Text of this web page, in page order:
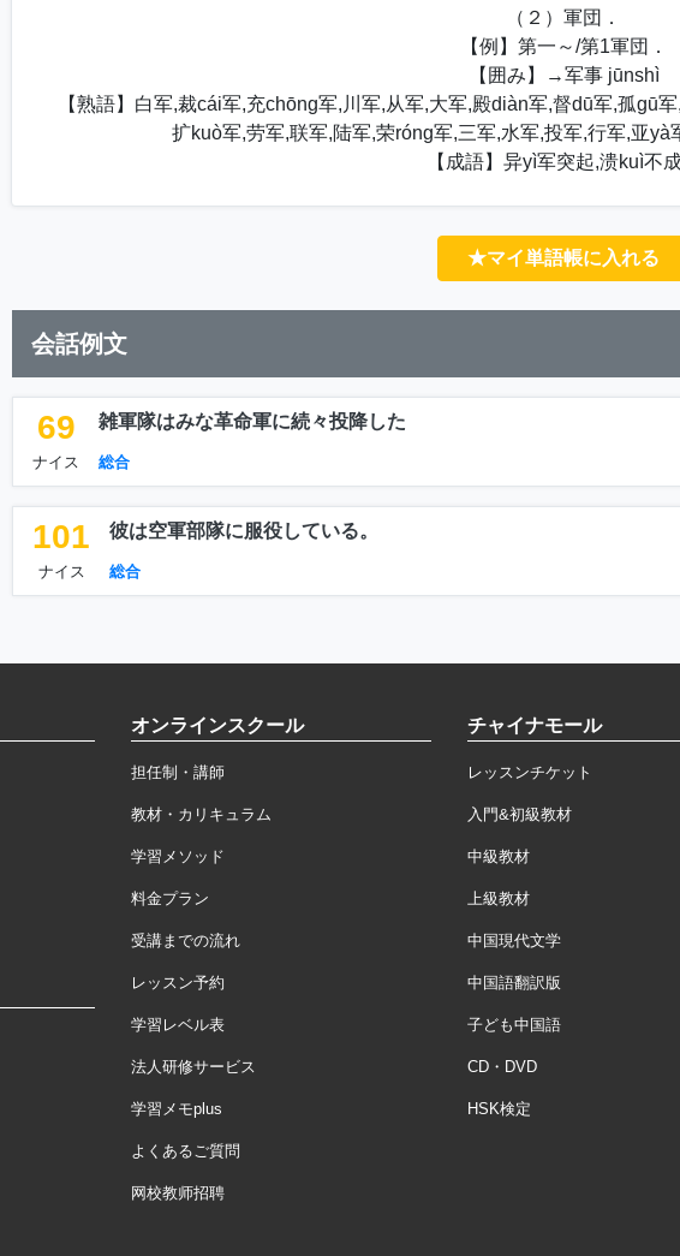
（２）軍団．
【例】第一～/第1軍団．
【囲み】→军事 jūnshì
【熟語】白军,裁cái军,充chōng军,川军,从军,大军,殿diàn军,督dū军,孤gū
扩kuò军,劳军,联军,陆军,荣róng军,三军,水军,投军,行军,亚
【成語】异yì军突起,溃kuì不
★マイ単語帳に入れる
会話例文
69
ナイス
雑軍隊はみな革命軍に続々投降した
総合
101
ナイス
彼は空軍部隊に服役している。
総合
オンラインスクール
担任制・講師
教材・カリキュラム
学習メソッド
料金プラン
受講までの流れ
レッスン予約
学習レベル表
法人研修サービス
学習メモplus
よくあるご質問
网校教师招聘
チャイナモール
レッスンチケット
入門&初級教材
中級教材
上級教材
中国現代文学
中国語翻訳版
子ども中国語
CD・DVD
HSK検定